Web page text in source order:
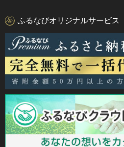
ふるなびオリジナルサービス